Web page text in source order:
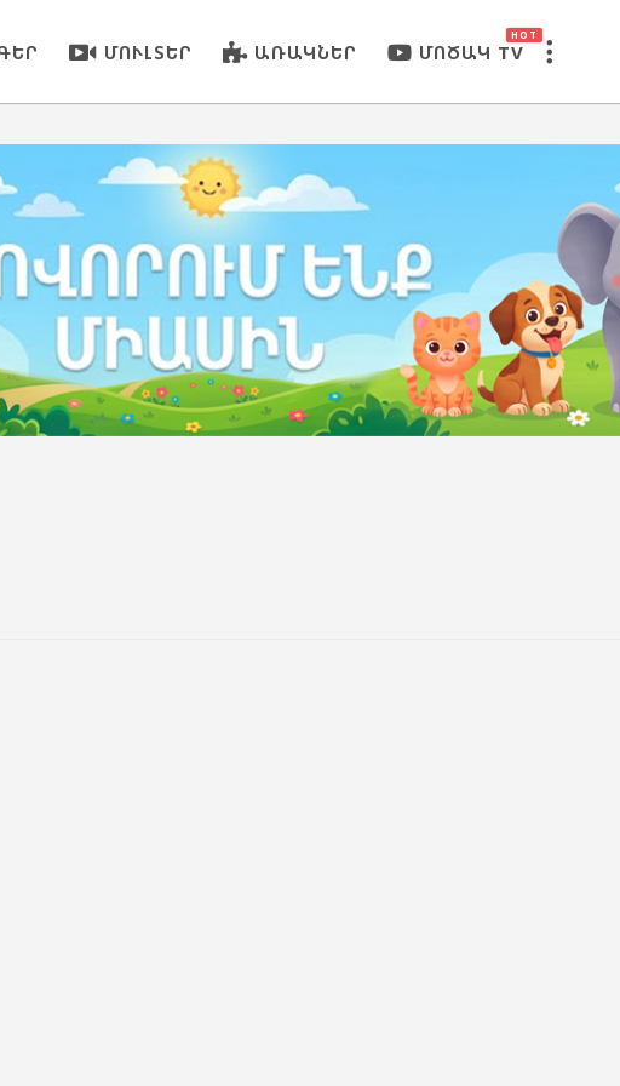
ՄՈՒԼՏԵՐ ԱՌԱԿՆԵՐ ՄՈԾԱԿ TV
HOT